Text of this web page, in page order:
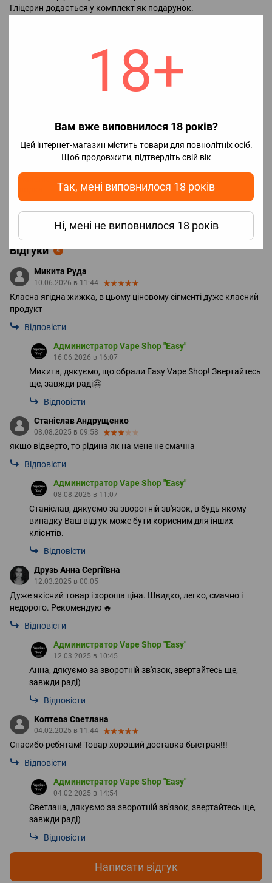
18+
Вам вже виповнилося 18 років?
Цей інтернет-магазин містить товари для повнолітніх осіб.
Щоб продовжити, підтвердіть свій вік
Так, мені виповнилося 18 років
Ні, мені не виповнилося 18 років
Гліцерин додається у комплект як подарунок.
Характеристики
🥴Кислі, 🍒Фруктово-ягідні
Ягоди
Vg\Pg
50\50
30 мл
🧊Наявність
С холодком
смаку
Збалансований
Відгуки 4
Микита Руда
10.06.2026 в 11:44
Класна ягідна жижка, в цьому ціновому сігменті дуже класний
продукт
Відповісти
Администратор Vape Shop "Easy"
16.06.2026 в 16:07
Микита, дякуємо, що обрали Easy Vape Shop! Звертайтесь
ще, завжди раді🤗
Відповісти
Станіслав Андрущенко
08.08.2025 в 09:58
якщо відверто, то рідина як на мене не смачна
Відповісти
Администратор Vape Shop "Easy"
08.08.2025 в 11:07
Станіслав, дякуємо за зворотній зв'язок, в будь якому
випадку Ваш відгук може бути корисним для інших
клієнтів.
Відповісти
Друзь Анна Сергіївна
12.03.2025 в 00:05
Дуже якісний товар і хороша ціна. Швидко, легко, смачно і
недорого. Рекомендую 🔥
Відповісти
Администратор Vape Shop "Easy"
12.03.2025 в 10:45
Анна, дякуємо за зворотній зв'язок, звертайтесь ще,
завжди раді)
Відповісти
Коптева Светлана
04.02.2025 в 11:44
Спасибо ребятам! Товар хороший доставка быстрая!!!
Відповісти
Администратор Vape Shop "Easy"
04.02.2025 в 14:54
Светлана, дякуємо за зворотній зв'язок, звертайтесь ще,
завжди раді)
Відповісти
Написати відгук